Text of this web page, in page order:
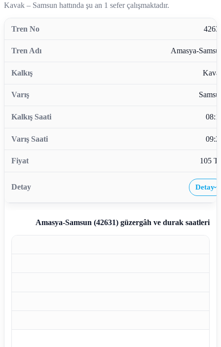
Kavak – Samsun hattında şu an 1 sefer çalışmaktadır.
Amasya-
105
Detay›
Amasya-Samsun (42631)güzergâh ve durak saatleri